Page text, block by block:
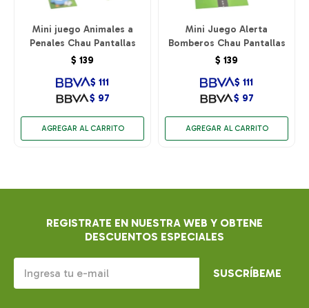
Mini juego Animales a
Penales Chau Pantallas
$ 139
$ 97
$ 111
Mini Juego Alerta
Bomberos Chau Pantallas
$ 139
$ 97
$ 111
REGISTRATE EN NUESTRA WEB Y OBTENE
DESCUENTOS ESPECIALES
SUSCRÍBEME